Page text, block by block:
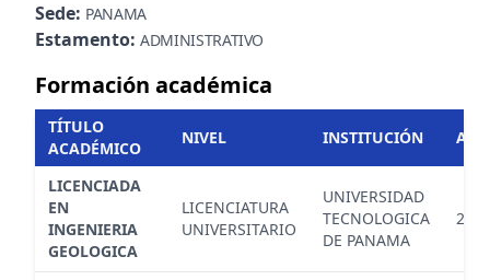
Sede: PANAMA
Estamento: ADMINISTRATIVO
Formación académica
TÍTULO
ACADÉMICO
NIVEL INSTITUCIÓN AÑO
LICENCIADA
EN
INGENIERIA
GEOLOGICA
LICENCIATURA
UNIVERSITARIO
UNIVERSIDAD
TECNOLOGICA
DE PANAMA
2025